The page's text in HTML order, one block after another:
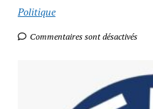
Politique
Commentaires sont désactivés